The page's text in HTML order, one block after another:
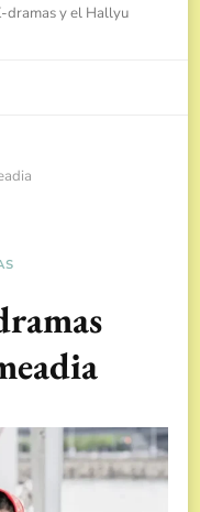
dramas y el Hallyu